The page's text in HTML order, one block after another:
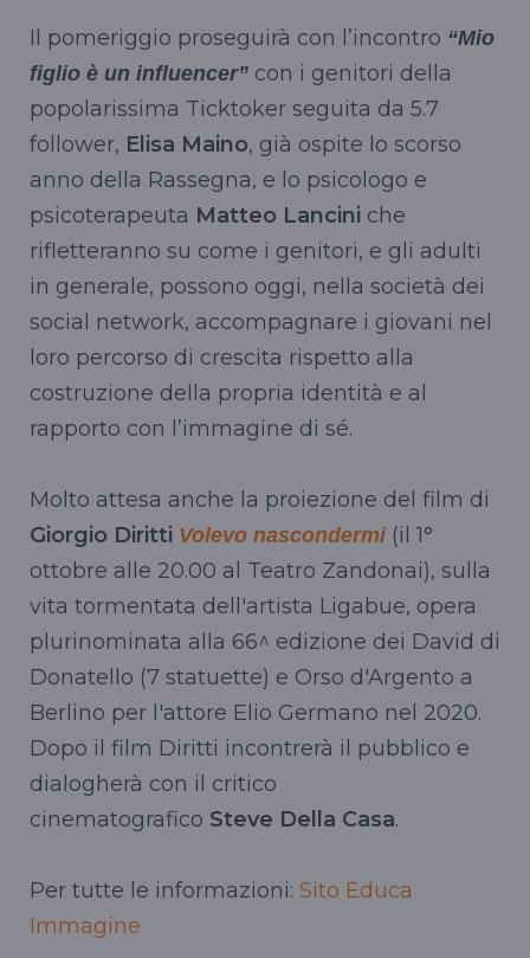
Il pomeriggio proseguirà con l’incontro “Mio
figlio è un influencer” con i genitori della
popolarissima Ticktoker seguita da 5.7
follower, Elisa Maino, già ospite lo scorso
anno della Rassegna, e lo psicologo e
psicoterapeuta Matteo Lancini che
rifletteranno su come i genitori, e gli adulti
in generale, possono oggi, nella società dei
social network, accompagnare i giovani nel
loro percorso di crescita rispetto alla
costruzione della propria identità e al
rapporto con l’immagine di sé.
Molto attesa anche la proiezione del film di
Giorgio Diritti Volevo nascondermi (il 1°
ottobre alle 20.00 al Teatro Zandonai), sulla
vita tormentata dell'artista Ligabue, opera
plurinominata alla 66^ edizione dei David di
Donatello (7 statuette) e Orso d'Argento a
Berlino per l'attore Elio Germano nel 2020.
Dopo il film Diritti incontrerà il pubblico e
dialogherà con il critico
cinematografico Steve Della Casa.
Per tutte le informazioni: Sito Educa
Immagine